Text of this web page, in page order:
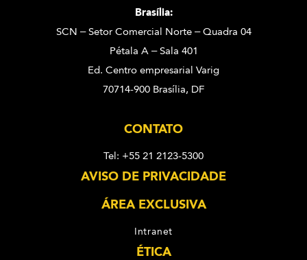
Brasília:
SCN – Setor Comercial Norte – Quadra 04
Pétala A – Sala 401
Ed. Centro empresarial Varig
70714-900 Brasília, DF
CONTATO
Tel: +55 21 2123-5300
AVISO DE PRIVACIDADE
ÁREA EXCLUSIVA
Intranet
ÉTICA